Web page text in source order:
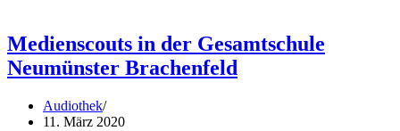
Medienscouts in der Gesamtschule
Neumünster Brachenfeld
Audiothek
11. März 2020